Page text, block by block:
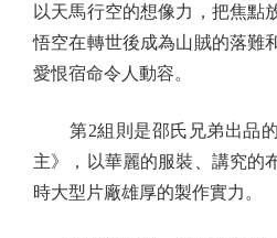
以天馬行空的想像力，把焦點
悟空在轉世後成為山賊的落難
愛恨宿命令人動容。
第2組則是邵氏兄弟出品的
主》，以華麗的服裝、講究的
時大型片廠雄厚的製作實力。